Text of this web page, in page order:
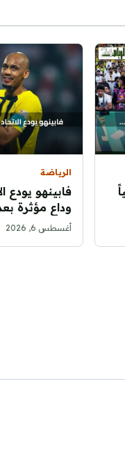
الرياضة
فابينهو يودع
وداع مؤثرة
أغسطس 6, 2026